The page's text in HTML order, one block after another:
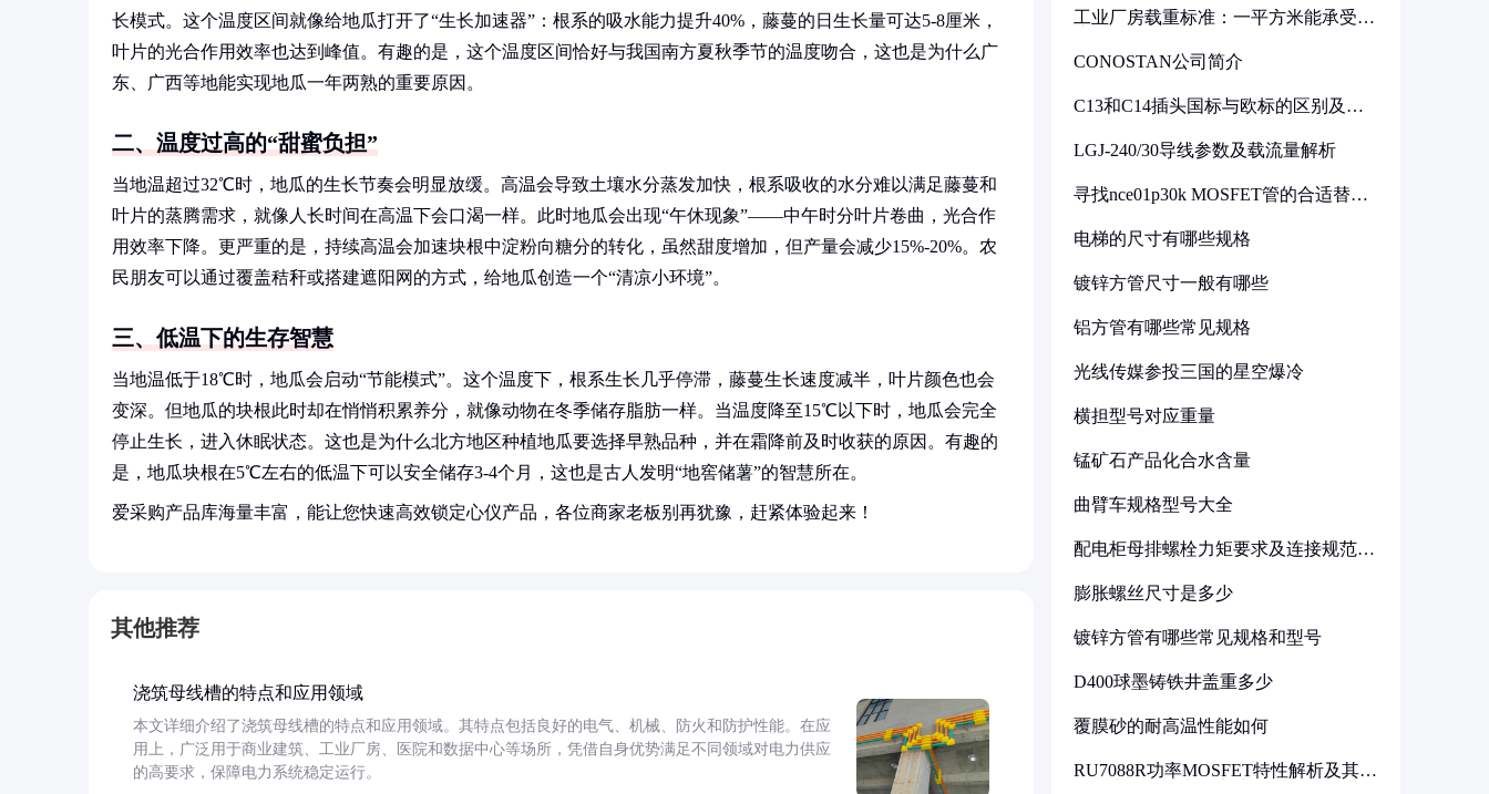
长模式。这个温度区间就像给地瓜打开了“生长加速器”：根系的吸水能力提升40%，藤蔓的日生长量可达5-8厘米，
叶片的光合作用效率也达到峰值。有趣的是，这个温度区间恰好与我国南方夏秋季节的温度吻合，这也是为什么广
东、广西等地能实现地瓜一年两熟的重要原因。
二、温度过高的“甜蜜负担”
当地温超过32℃时，地瓜的生长节奏会明显放缓。高温会导致土壤水分蒸发加快，根系吸收的水分难以满足藤蔓和
叶片的蒸腾需求，就像人长时间在高温下会口渴一样。此时地瓜会出现“午休现象”——中午时分叶片卷曲，光合作
用效率下降。更严重的是，持续高温会加速块根中淀粉向糖分的转化，虽然甜度增加，但产量会减少15%-20%。农
民朋友可以通过覆盖秸秆或搭建遮阳网的方式，给地瓜创造一个“清凉小环境”。
三、低温下的生存智慧
当地温低于18℃时，地瓜会启动“节能模式”。这个温度下，根系生长几乎停滞，藤蔓生长速度减半，叶片颜色也会
变深。但地瓜的块根此时却在悄悄积累养分，就像动物在冬季储存脂肪一样。当温度降至15℃以下时，地瓜会完全
停止生长，进入休眠状态。这也是为什么北方地区种植地瓜要选择早熟品种，并在霜降前及时收获的原因。有趣的
是，地瓜块根在5℃左右的低温下可以安全储存3-4个月，这也是古人发明“地窖储薯”的智慧所在。
爱采购产品库海量丰富，能让您快速高效锁定心仪产品，各位商家老板别再犹豫，赶紧体验起来！
其他推荐
浇筑母线槽的特点和应用领域
本文详细介绍了浇筑母线槽的特点和应用领域。其特点包括良好的电气、机械、防火和防护性能。在应
用上，广泛用于商业建筑、工业厂房、医院和数据中心等场所，凭借自身优势满足不同领域对电力供应
的高要求，保障电力系统稳定运行。
工业厂房载重标准：一平方米能承受多
CONOSTAN公司简介
C13和C14插头国标与欧标的区别及其
LGJ-240/30导线参数及载流量解析
寻找nce01p30k MOSFET管的合适替代
电梯的尺寸有哪些规格
镀锌方管尺寸一般有哪些
铝方管有哪些常见规格
光线传媒参投三国的星空爆冷
横担型号对应重量
锰矿石产品化合水含量
曲臂车规格型号大全
配电柜母排螺栓力矩要求及连接规范详
膨胀螺丝尺寸是多少
镀锌方管有哪些常见规格和型号
D400球墨铸铁井盖重多少
覆膜砂的耐高温性能如何
RU7088R功率MOSFET特性解析及其在